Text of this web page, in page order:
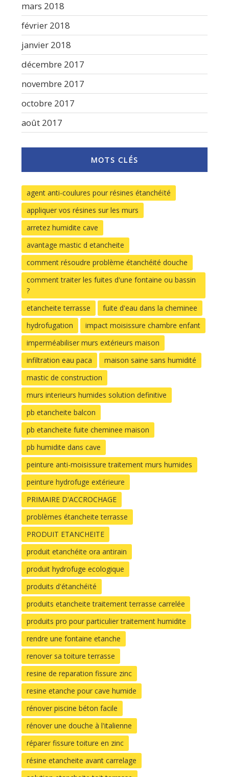
mars 2018
février 2018
janvier 2018
décembre 2017
novembre 2017
octobre 2017
août 2017
MOTS CLÉS
agent anti-coulures pour résines étanchéïté
appliquer vos résines sur les murs
arretez humidite cave
avantage mastic d etancheite
comment résoudre problème étanchéité douche
comment traiter les fuites d'une fontaine ou bassin
?
etancheite terrasse
fuite d'eau dans la cheminee
hydrofugation
impact moisissure chambre enfant
imperméabiliser murs extérieurs maison
infiltration eau paca
maison saine sans humidité
mastic de construction
murs interieurs humides solution definitive
pb etancheite balcon
pb etancheite fuite cheminee maison
pb humidite dans cave
peinture anti-moisissure traitement murs humides
peinture hydrofuge extérieure
PRIMAIRE D'ACCROCHAGE
problèmes étancheite terrasse
PRODUIT ETANCHEITE
produit etanchéite ora antirain
produit hydrofuge ecologique
produits d'étanchéïté
produits etancheite traitement terrasse carrelée
produits pro pour particulier traitement humidite
rendre une fontaine etanche
renover sa toiture terrasse
resine de reparation fissure zinc
resine etanche pour cave humide
rénover piscine béton facile
rénover une douche à l'italienne
réparer fissure toiture en zinc
résine etancheite avant carrelage